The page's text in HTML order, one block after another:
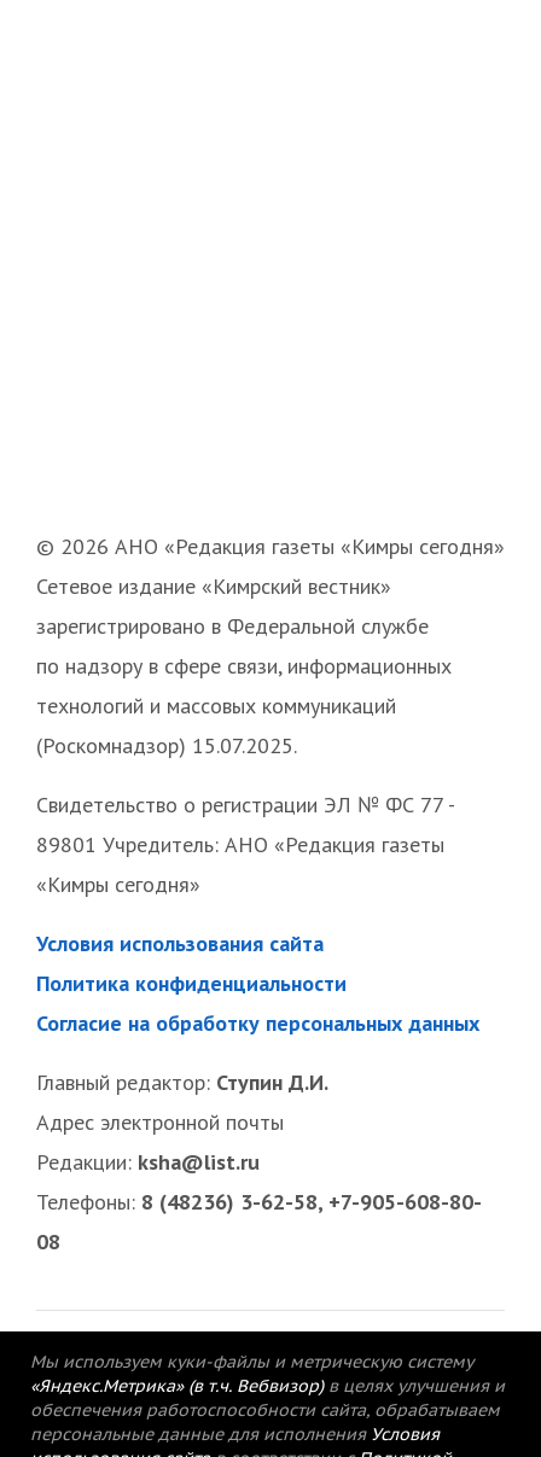
© 2026 АНО «Редакция газеты «Кимры сегодня»
Сетевое издание «Кимрский вестник»
зарегистрировано в Федеральной службе
по надзору в сфере связи, информационных
технологий и массовых коммуникаций
(Роскомнадзор) 15.07.2025.
Свидетельство о регистрации ЭЛ № ФС 77 -
89801 Учредитель: АНО «Редакция газеты
«Кимры сегодня»
Условия использования сайта
Политика конфиденциальности
Согласие на обработку персональных данных
Главный редактор: Ступин Д.И.
Адрес электронной почты
Редакции: ksha@list.ru
Телефоны: 8 (48236) 3-62-58, +7-905-608-80-
08
Мы используем куки-файлы и метрическую систему
«Яндекс.Метрика» (в т.ч. Вебвизор) в целях улучшения и
обеспечения работоспособности сайта, обрабатываем
персональные данные для исполнения Условия